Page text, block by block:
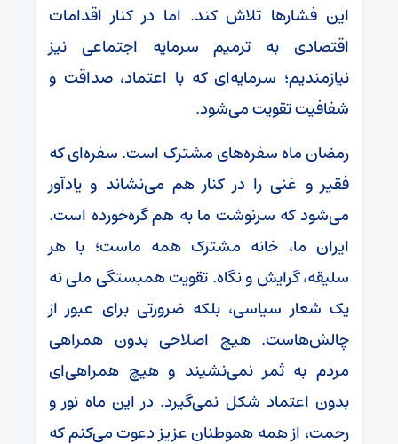
این فشارها تلاش کند. اما در کنار اقدامات
اقتصادی به ترمیم سرمایه اجتماعی نیز
نیازمندیم؛ سرمایه‌ای که با اعتماد، صداقت و
شفافیت تقویت می‌شود.
رمضان ماه سفره‌های مشترک است. سفره‌ای که
فقیر و غنی را در کنار هم می‌نشاند و یادآور
می‌شود که سرنوشت ما به هم گره‌خورده است.
ایران ما، خانه مشترک همه ماست؛ با هر
سلیقه، گرایش و نگاه. تقویت همبستگی ملی نه
یک شعار سیاسی، بلکه ضرورتی برای عبور از
چالش‌هاست. هیچ اصلاحی بدون همراهی
مردم به ثمر نمی‌نشیند و هیچ همراهی‌ای
بدون اعتماد شکل نمی‌گیرد. در این ماه نور و
رحمت، از همه هموطنان عزیز دعوت می‌کنم که